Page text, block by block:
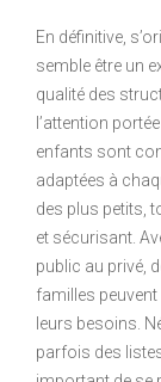
En définitive,
semble être un
qualité des
l’attention
enfants sont
adaptées à
des plus petits,
et sécurisant.
public au privé,
familles
leurs besoins.
parfois des